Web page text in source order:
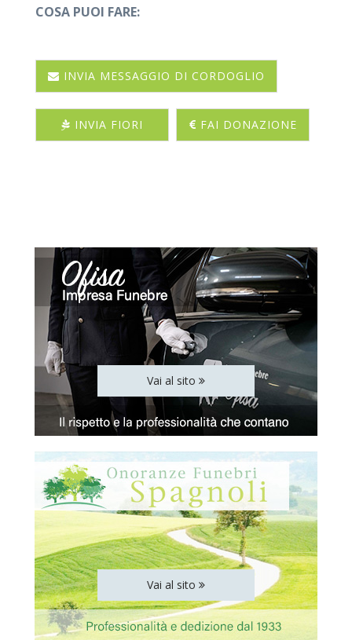
COSA PUOI FARE:
INVIA MESSAGGIO DI CORDOGLIO
INVIA FIORI FAI DONAZIONE
Vai al sito
Vai al sito